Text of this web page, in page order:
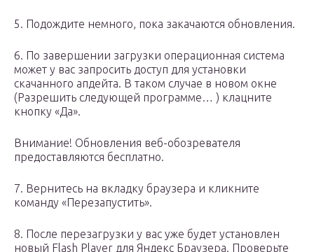
5. Подождите немного, пока закачаются обновления.
6. По завершении загрузки операционная система
может у вас запросить доступ для установки
скачанного апдейта. В таком случае в новом окне
(Разрешить следующей программе… ) клацните
кнопку «Да».
Внимание! Обновления веб-обозревателя
предоставляются бесплатно.
7. Вернитесь на вкладку браузера и кликните
команду «Перезапустить».
8. После перезагрузки у вас уже будет установлен
новый Flash Player для Яндекс Браузера. Проверьте